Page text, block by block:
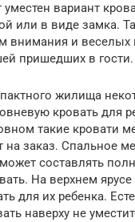
уместен вариант
или в виде замка.
внимания и веселых
пришедших в гости.
жилища
кровать для
такие кровати
заказ. Спальное
составлять
На верхнем ярусе
для их ребенка.
наверху не